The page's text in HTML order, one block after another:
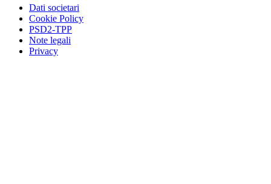
Dati societari
Cookie Policy
PSD2-TPP
Note legali
Privacy